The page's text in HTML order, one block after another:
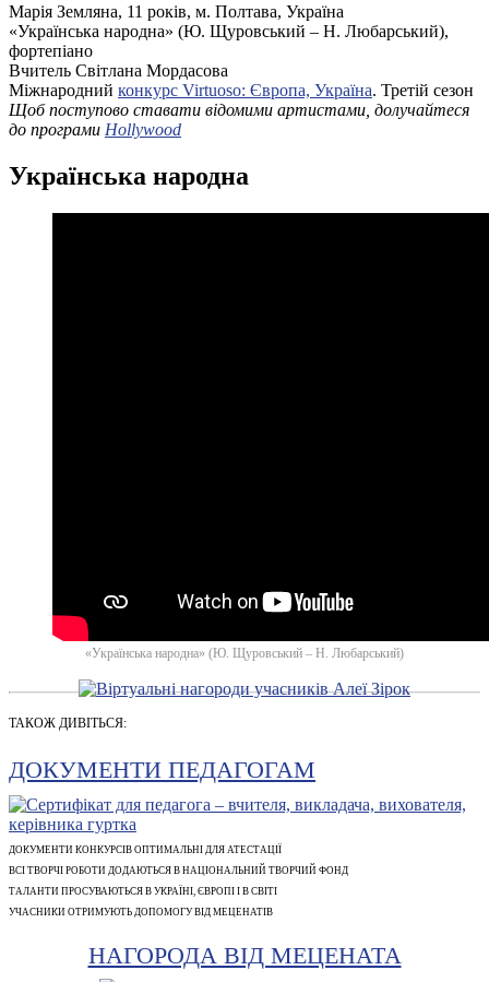
Марія Земляна, 11 років, м. Полтава, Україна
«Українська народна» (Ю. Щуровський – Н. Любарський),
фортепіано
Вчитель Світлана Мордасова
Міжнародний конкурс Virtuoso: Європа, Україна. Третій сезон
Щоб поступово ставати відомими артистами, долучайтеся
до програми Hollywood
Українська народна
«Українська народна» (Ю. Щуровський – Н. Любарський)
ТАКОЖ ДИВІТЬСЯ:
ДОКУМЕНТИ ПЕДАГОГАМ
ДОКУМЕНТИ КОНКУРСІВ ОПТИМАЛЬНІ ДЛЯ АТЕСТАЦІЇ
ВСІ ТВОРЧІ РОБОТИ ДОДАЮТЬСЯ В НАЦІОНАЛЬНИЙ ТВОРЧИЙ ФОНД
ТАЛАНТИ ПРОСУВАЮТЬСЯ В УКРАЇНІ, ЄВРОПІ І В СВІТІ
УЧАСНИКИ ОТРИМУЮТЬ ДОПОМОГУ ВІД МЕЦЕНАТІВ
НАГОРОДА ВІД МЕЦЕНАТА